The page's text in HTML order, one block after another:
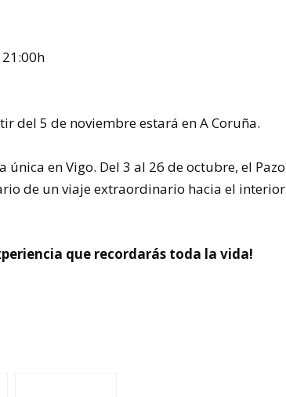
del 5 de noviembre estará en A Coruña.
en Vigo. Del 3 al 26 de octubre, el Pazo
de un viaje extraordinario hacia el interior
que recordarás toda la vida!